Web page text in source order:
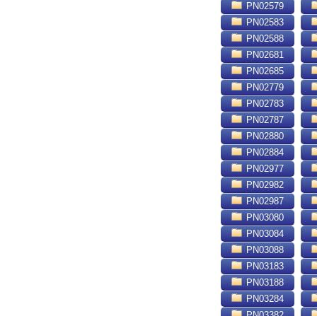
PN02579
PN02583
PN02588
PN02681
PN02685
PN02779
PN02783
PN02787
PN02880
PN02884
PN02977
PN02982
PN02987
PN03080
PN03084
PN03088
PN03183
PN03188
PN03284